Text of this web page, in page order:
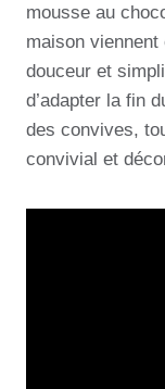
mousse au
maison
douceur et
d’adapter la fin
des convives,
convivial et